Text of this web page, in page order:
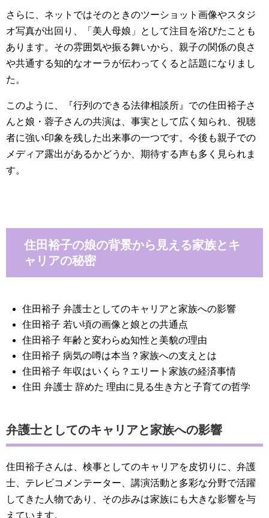
さらに、ネットではそのときのツーショット画像やスタジ
オ写真が出回り、「美人母娘」として注目を浴びたことも
あります。その雰囲気や振る舞いから、親子の関係の良さ
や共通する知的なオーラが伝わってくると話題になりまし
た。
このように、『行列のできる法律相談所』での住田裕子さ
んと娘・蓉子さんの共演は、事実として広く知られ、視聴
者に強い印象を残した出来事の一つです。今後も親子での
メディア露出があるかどうか、期待する声も多く見られま
す。
住田裕子の娘の背景から見える家族とキ
ャリアの秘密
住田裕子 弁護士としてのキャリアと家族への影響
住田裕子 若い頃の画像と娘との共通点
住田裕子 年齢と変わらぬ知性と美貌の理由
住田裕子 病気の噂は本当？家族への支えとは
住田裕子 年収はいくら？エリート家族の経済事情
住田 弁護士 辞めた 理由に見る生き方と子育ての哲学
弁護士としてのキャリアと家族への影響
住田裕子さんは、検事としてのキャリアを皮切りに、弁護
士、テレビコメンテーター、講演活動と多彩な分野で活躍
してきた人物であり、その歩みは家族にも大きな影響を与
えています。